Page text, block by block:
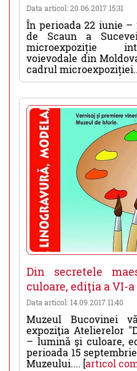
Data articol: 20.06.2017 15:31
În perioada 22 iunie –
de Scaun a
microexpoziție
voievodale din
cadrul
Din secretele
culoare, ediţia a VI-a
Data articol: 14.09.2017 11:40
Muzeul Bucovinei
expoziţia Atelierelor
– lumină şi culoare,
perioada 15
Muzeului.... [articol